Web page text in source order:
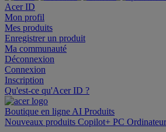
Acer ID
Mon profil
Mes produits
Enregistrer un produit
Ma communauté
Déconnexion
Connexion
Inscription
Qu'est-ce qu'Acer ID ?
Boutique en ligne AI Produits
Nouveaux produits Copilot+ PC